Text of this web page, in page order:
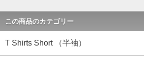
この商品のカテゴリー
T Shirts Short （半袖）